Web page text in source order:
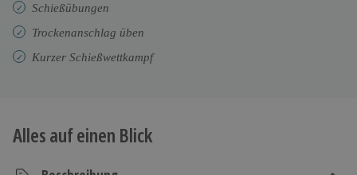
Schießübungen
Trockenanschlag üben
Kurzer Schießwettkampf
Alles auf einen Blick